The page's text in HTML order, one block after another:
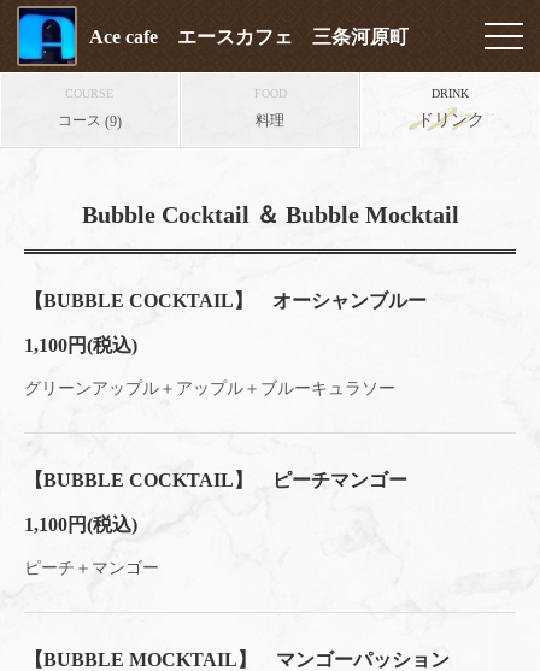
Ace cafe エースカフェ 三条河原町
COURSE
コース (9)
FOOD
料理
DRINK
ドリンク
Bubble Cocktail ＆ Bubble Mocktail
【BUBBLE COCKTAIL】 オーシャンブルー
1,100円(税込)
グリーンアップル＋アップル＋ブルーキュラソー
【BUBBLE COCKTAIL】 ピーチマンゴー
1,100円(税込)
ピーチ＋マンゴー
【BUBBLE MOCKTAIL】 マンゴーパッション